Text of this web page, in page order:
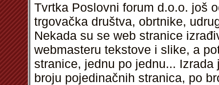
Tvrtka Poslovni forum d.o.o. još
trgovačka društva, obrtnike,
Nekada su se web stranice
webmasteru tekstove i slike, a
stranice, jednu po jednu...
broju pojedinačnih stranica, po